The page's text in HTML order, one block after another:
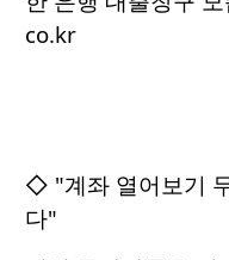
co.kr
◇ "계좌 열어보기
다"